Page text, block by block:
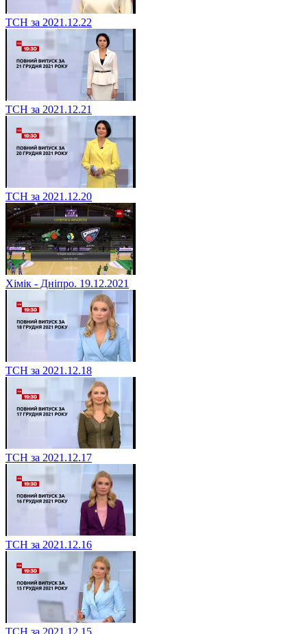
ТСН за 2021.12.22
ТСН за 2021.12.21
ТСН за 2021.12.20
Хімік - Дніпро. 19.12.2021
ТСН за 2021.12.18
ТСН за 2021.12.17
ТСН за 2021.12.16
ТСН за 2021.12.15